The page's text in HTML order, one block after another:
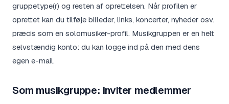
gruppetype(r) og resten af oprettelsen. Når profilen er
oprettet kan du tilføje billeder, links, koncerter, nyheder osv.
præcis som en solomusiker-profil. Musikgruppen er en helt
selvstændig konto: du kan logge ind på den med dens
egen e-mail.
Som musikgruppe: inviter medlemmer